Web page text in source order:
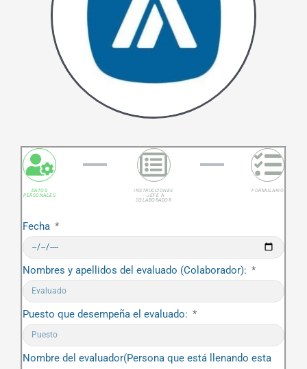
DATOS
PERSONALES
INSTRUCCIONES
- JEFE A
COLABORADOR
FORMULARIO
Fecha
Nombres y apellidos del evaluado (Colaborador):
Puesto que desempeña el evaluado:
Nombre del evaluador(Persona que está llenando esta